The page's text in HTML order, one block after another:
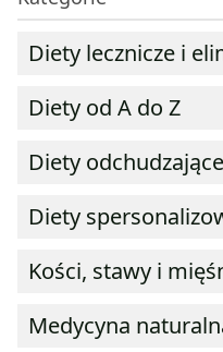
Diety lecznicze i
Diety od A do Z
Diety
Diety
Kości, stawy i
Medycyna